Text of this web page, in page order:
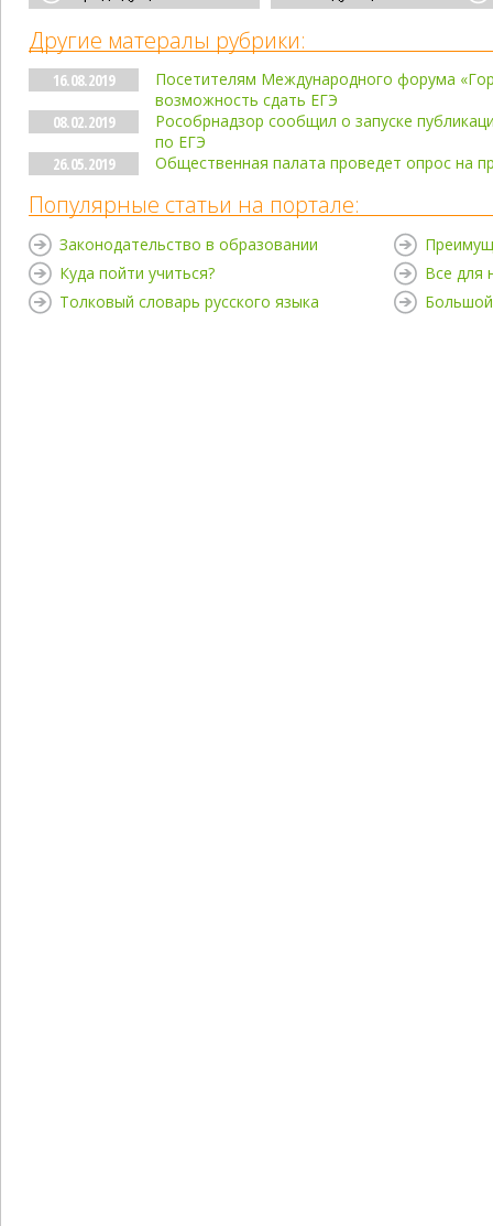
Другие матералы рубрики:
16.08.2019
Посетителям Международного форума
возможность сдать ЕГЭ
08.02.2019
Рособрнадзор сообщил о запуске
по ЕГЭ
26.05.2019
Общественная палата проведет опрос на
Популярные статьи на портале:
Законодательство в образовании
Куда пойти учиться?
Толковый словарь русского языка
Все для
Большой